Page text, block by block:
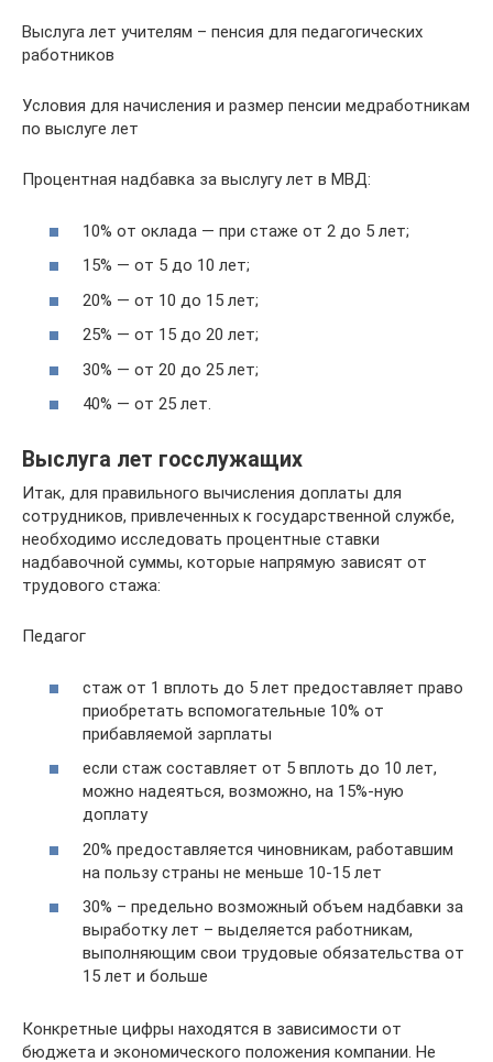
Выслуга лет учителям – пенсия для педагогических
работников
Условия для начисления и размер пенсии медработникам
по выслуге лет
Процентная надбавка за выслугу лет в МВД:
10% от оклада — при стаже от 2 до 5 лет;
15% — от 5 до 10 лет;
20% — от 10 до 15 лет;
25% — от 15 до 20 лет;
30% — от 20 до 25 лет;
40% — от 25 лет.
Выслуга лет госслужащих
Итак, для правильного вычисления доплаты для
сотрудников, привлеченных к государственной службе,
необходимо исследовать процентные ставки
надбавочной суммы, которые напрямую зависят от
трудового стажа:
Педагог
стаж от 1 вплоть до 5 лет предоставляет право
приобретать вспомогательные 10% от
прибавляемой зарплаты
если стаж составляет от 5 вплоть до 10 лет,
можно надеяться, возможно, на 15%-ную
доплату
20% предоставляется чиновникам, работавшим
на пользу страны не меньше 10-15 лет
30% – предельно возможный объем надбавки за
выработку лет – выделяется работникам,
выполняющим свои трудовые обязательства от
15 лет и больше
Конкретные цифры находятся в зависимости от
бюджета и экономического положения компании. Не